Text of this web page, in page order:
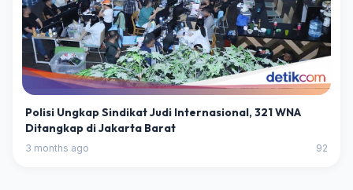
Polisi Ungkap Sindikat Judi Internasional, 321 WNA
Ditangkap di Jakarta Barat
3 months ago 92